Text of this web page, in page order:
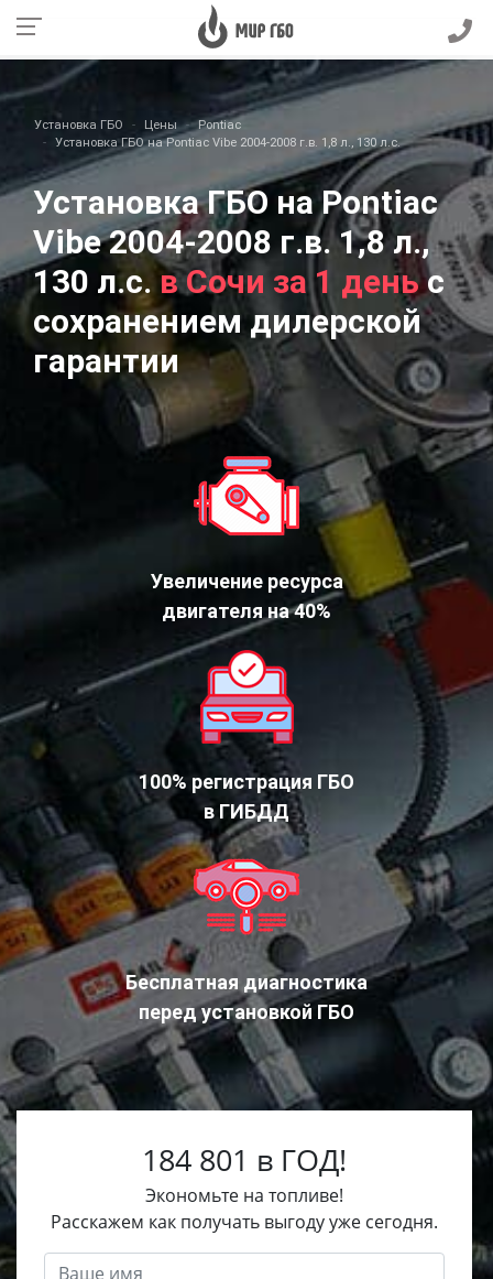
Установка ГБО Цены
Pontiac
Установка ГБО на Pontiac Vibe 2004-2008 г.в. 1,8 л., 130 л.с.
Установка ГБО на Pontiac
Vibe 2004-2008 г.в. 1,8 л.,
130 л.с. в Сочи за 1 деньс
сохранением дилерской
гарантии
Увеличение ресурса
двигателя на 40%
100% регистрация ГБО
в ГИБДД
Бесплатная диагностика
перед установкой ГБО
184 801 в ГОД!
Экономьте на топливе!
Расскажем как получать выгоду уже сегодня.